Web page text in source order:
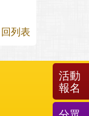
回列表
活動
報名